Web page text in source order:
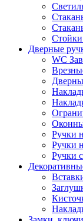
Дверные
WC
Ручки
Ручки
Ручки